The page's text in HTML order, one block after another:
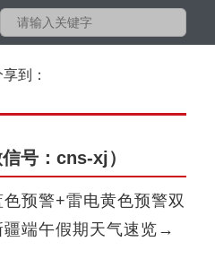
到：
信号：cns-xj）
色预警+雷电黄色预警双
疆端午假期天气速览→